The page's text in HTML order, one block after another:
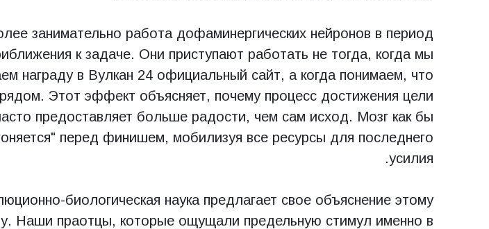
занимательно работа дофаминергических нейронов в период
к задаче. Они приступают работать не тогда, когда мы
награду в Вулкан 24 официальный сайт, а когда понимаем, что
Этот эффект объясняет, почему процесс достижения цели
предоставляет больше радости, чем сам исход. Мозг как бы
перед финишем, мобилизуя все ресурсы для последнего
усилия.
биологическая наука предлагает свое объяснение этому
Наши праотцы, которые ощущали предельную стимул именно в